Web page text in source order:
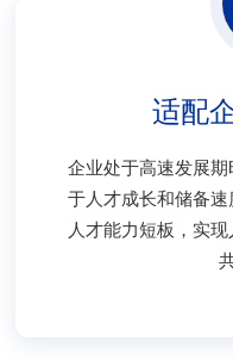
适配
企业处于高速发展
于人才成长和储备
人才能力短板，实